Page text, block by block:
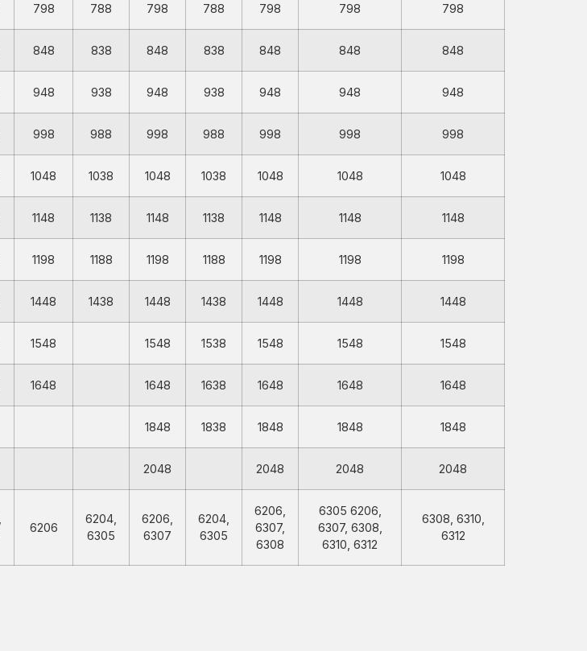
798 788 798 788 798 798 798
848 838 848 838 848 848 848
948 938 948 938 948 948 948
998 988 998 988 998 998 998
1048 1038 1048 1038 1048 1048 1048
1148 1138 1148 1138 1148 1148 1148
1198 1188 1198 1188 1198 1198 1198
1448 1438 1448 1438 1448 1448 1448
1548 1548 1538 1548 1548 1548
1648 1648 1638 1648 1648 1648
1848 1838 1848 1848 1848
2048 2048 2048 2048
6206
6204,
6305
6206,
6307
6204,
6305
6206,
6307,
6308
6305 6206,
6307, 6308,
6310, 6312
6308, 6310,
6312